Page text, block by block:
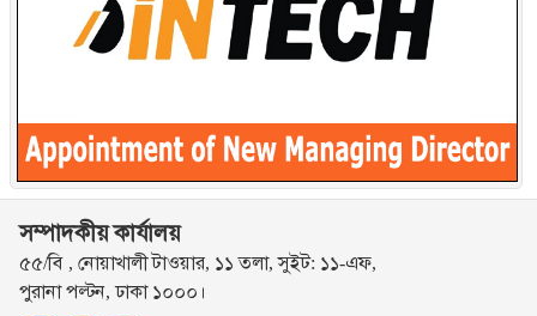
সম্পাদকীয় কার্যালয়
৫৫/বি , নোয়াখালী টাওয়ার, ১১ তলা, সুইট: ১১-এফ,
পুরানা পল্টন, ঢাকা ১০০০।